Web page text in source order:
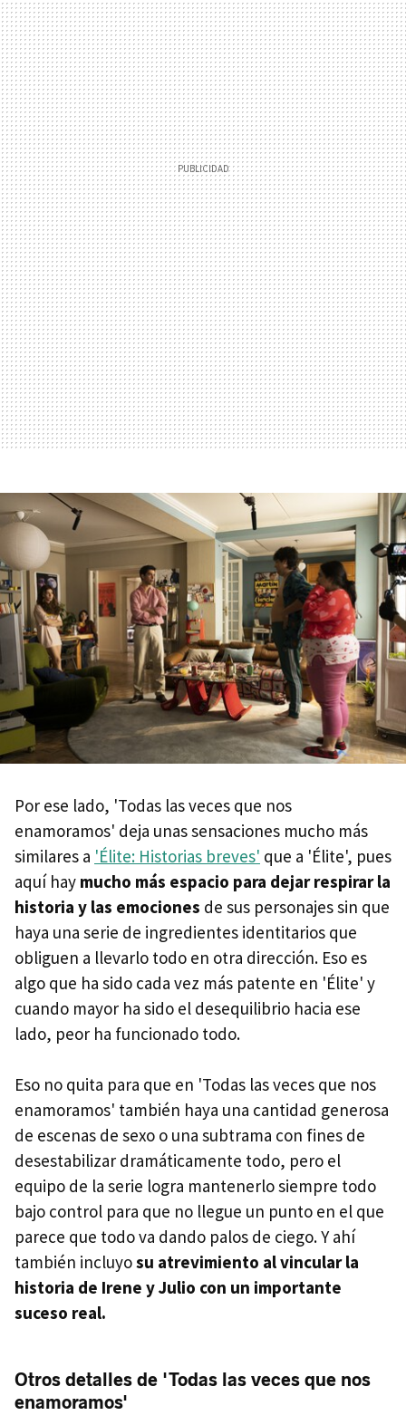
Por ese lado, 'Todas las veces que nos
enamoramos' deja unas sensaciones mucho más
similares a 'Élite: Historias breves' que a 'Élite', pues
aquí hay mucho más espacio para dejar respirar la
historia y las emociones de sus personajes sin que
haya una serie de ingredientes identitarios que
obliguen a llevarlo todo en otra dirección. Eso es
algo que ha sido cada vez más patente en 'Élite' y
cuando mayor ha sido el desequilibrio hacia ese
lado, peor ha funcionado todo.
Eso no quita para que en 'Todas las veces que nos
enamoramos' también haya una cantidad generosa
de escenas de sexo o una subtrama con fines de
desestabilizar dramáticamente todo, pero el
equipo de la serie logra mantenerlo siempre todo
bajo control para que no llegue un punto en el que
parece que todo va dando palos de ciego. Y ahí
también incluyosu atrevimiento al vincular la
historia de Irene y Julio con un importante
suceso real.
Otros detalles de 'Todas las veces que nos
enamoramos'